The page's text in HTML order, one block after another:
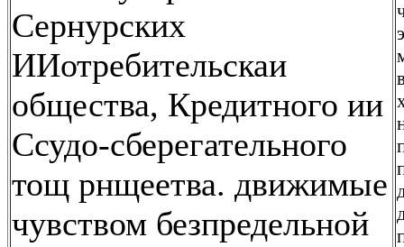
Сернурских
ИИотребительскаи
общества, Кредитного ии
Ссудо-сберегательного
тощ рнщеетва. движимые
чувством безпредельной